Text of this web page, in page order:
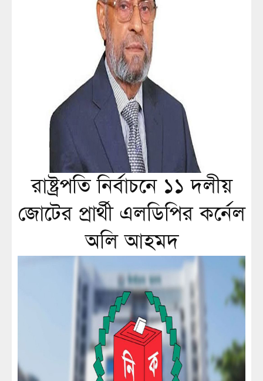
রাষ্ট্রপতি নির্বাচনে ১১ দলীয়
জোটের প্রার্থী এলডিপির কর্নেল
অলি আহমদ